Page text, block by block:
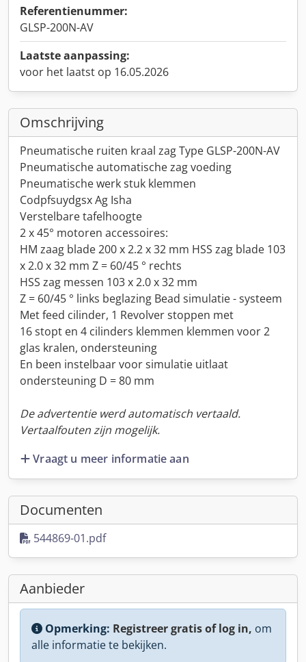
Referentienummer:
GLSP-200N-AV
Laatste aanpassing:
voor het laatst op 16.05.2026
Omschrijving
Pneumatische ruiten kraal zag Type GLSP-200N-AV
Pneumatische automatische zag voeding
Pneumatische werk stuk klemmen
Codpfsuydgsx Ag Isha
Verstelbare tafelhoogte
2 x 45° motoren accessoires:
HM zaag blade 200 x 2.2 x 32 mm HSS zag blade 103
x 2.0 x 32 mm Z = 60/45 ° rechts
HSS zag messen 103 x 2.0 x 32 mm
Z = 60/45 ° links beglazing Bead simulatie - systeem
Met feed cilinder, 1 Revolver stoppen met
16 stopt en 4 cilinders klemmen klemmen voor 2
glas kralen, ondersteuning
En been instelbaar voor simulatie uitlaat
ondersteuning D = 80 mm
De advertentie werd automatisch vertaald.
Vertaalfouten zijn mogelijk.
Vraagt u meer informatie aan
Documenten
544869-01.pdf
Aanbieder
Opmerking: Registreer gratis of log in, om
alle informatie te bekijken.